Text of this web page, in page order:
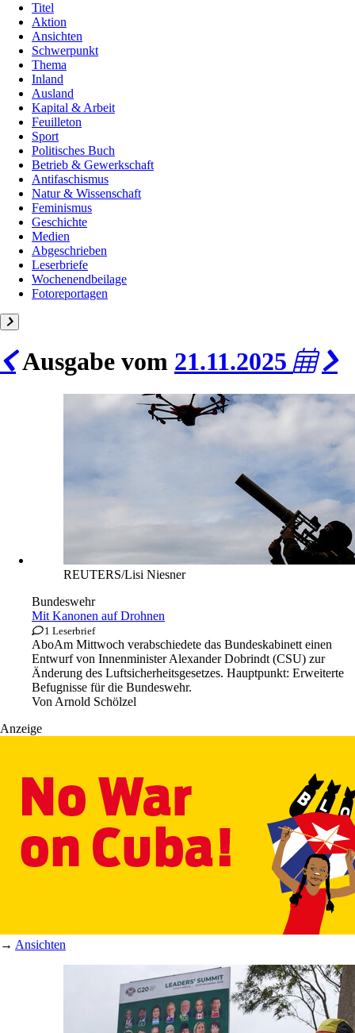
Titel
Aktion
Ansichten
Schwerpunkt
Thema
Inland
Ausland
Kapital & Arbeit
Feuilleton
Sport
Politisches Buch
Betrieb & Gewerkschaft
Antifaschismus
Natur & Wissenschaft
Feminismus
Geschichte
Medien
Abgeschrieben
Leserbriefe
Wochenendbeilage
Fotoreportagen
Ausgabe vom 21.11.2025
REUTERS/Lisi Niesner
Bundeswehr
Mit Kanonen auf Drohnen
1 Leserbrief
AboAm Mittwoch verabschiedete das Bundeskabinett einen
Entwurf von Innenminister Alexander Dobrindt (CSU) zur
Änderung des Luftsicherheitsgesetzes. Hauptpunkt: Erweiterte
Befugnisse für die Bundeswehr.
Von Arnold Schölzel
Anzeige
→ Ansichten